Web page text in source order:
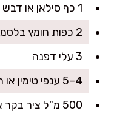
1 כף סילאן או דבש
2 כפות חומץ בלסמי או חומץ תפוחים
3 עלי דפנה
4–5 ענפי טימין או רוזמרין
500 מ"ל ציר בקר או מים חמים